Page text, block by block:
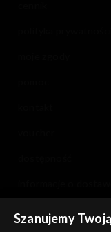
Szanujemy